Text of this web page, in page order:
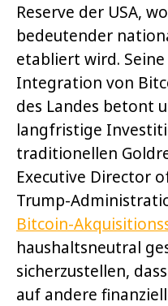
Reserve der USA,
bedeutender
etabliert wird.
Integration von
des Landes betont
langfristige
traditionellen
Executive Director
Trump-
Bitcoin-
haushaltsneutral
sicherzustellen,
auf andere